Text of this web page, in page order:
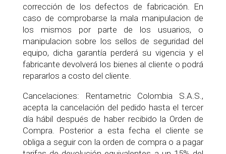
corrección de los defectos de fabricación. En
caso de comprobarse la mala manipulacion de
los mismos por parte de los usuarios, o
manipulacion sobre los sellos de seguridad del
equipo, dicha garantía perderá su vigencia y el
fabricante devolverá los bienes al cliente o podrá
repararlos a costo del cliente.
Cancelaciones: Rentametric Colombia S.A.S.,
acepta la cancelación del pedido hasta el tercer
día hábil después de haber recibido la Orden de
Compra. Posterior a esta fecha el cliente se
obliga a seguir con la orden de compra o a pagar